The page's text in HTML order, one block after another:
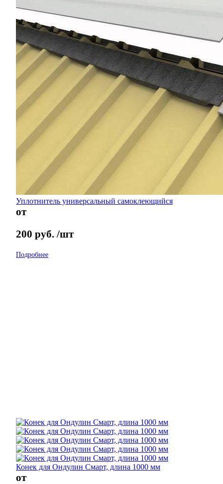
Уплотнитель универсальный самоклеющийся
от
200 руб. /шт
Подробнее
Конек для Ондулин Смарт, длина 1000 мм
от